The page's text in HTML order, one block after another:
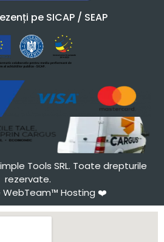
pe SICAP / SEAP
Tools SRL. Toate drepturile
rezervate.
WebTeam™ Hosting ❤️